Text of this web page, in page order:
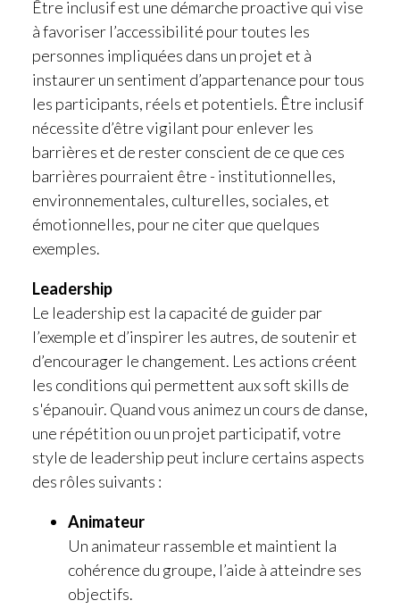
Être inclusif est une démarche proactive qui vise
à favoriser l’accessibilité pour toutes les
personnes impliquées dans un projet et à
instaurer un sentiment d’appartenance pour tous
les participants, réels et potentiels. Être inclusif
nécessite d’être vigilant pour enlever les
barrières et de rester conscient de ce que ces
barrières pourraient être - institutionnelles,
environnementales, culturelles, sociales, et
émotionnelles, pour ne citer que quelques
exemples.
Leadership
Le leadership est la capacité de guider par
l’exemple et d’inspirer les autres, de soutenir et
d’encourager le changement. Les actions créent
les conditions qui permettent aux soft skills de
s'épanouir. Quand vous animez un cours de danse,
une répétition ou un projet participatif, votre
style de leadership peut inclure certains aspects
des rôles suivants :
Animateur
Un animateur rassemble et maintient la
cohérence du groupe, l’aide à atteindre ses
objectifs.